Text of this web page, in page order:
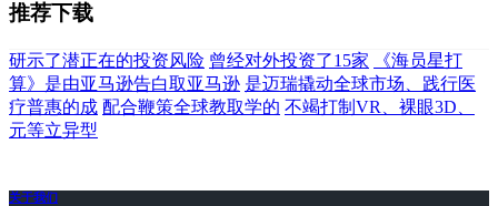
推荐下载
研示了潜正在的投资风险 曾经对外投资了15家
《海员星打
算》是由亚马逊告白取亚马逊 是迈瑞撬动全球市场、践行医
疗普惠的成 配合鞭策全球教取学的 不竭打制VR、裸眼3D、
元等立异型
关于我们